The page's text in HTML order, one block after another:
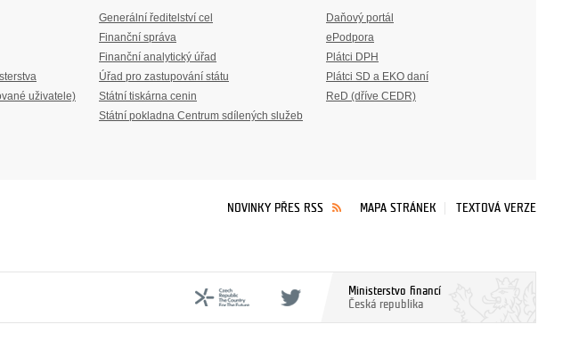
uživatele)
Generální ředitelství cel
Finanční správa
Finanční analytický úřad
Úřad pro zastupování státu
Státní tiskárna cenin
Státní pokladna Centrum sdílených služeb
Daňový portál
ePodpora
Plátci DPH
Plátci SD a EKO daní
ReD (dříve CEDR)
NOVINKY PŘES RSS MAPA STRÁNEK TEXTOVÁ VERZE
Ministerstvo financí
Česká republika